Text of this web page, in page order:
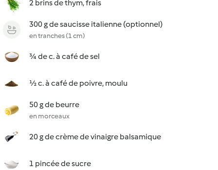
2 brins de thym, frais
300 g de saucisse italienne (optionnel)
en tranches (1 cm)
¾ de c. à café de sel
½ c. à café de poivre, moulu
50 g de beurre
en morceaux
20 g de crème de vinaigre balsamique
1 pincée de sucre